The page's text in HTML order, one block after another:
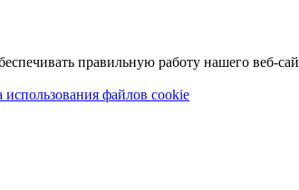
правильную работу нашего веб-
использования файлов cookie